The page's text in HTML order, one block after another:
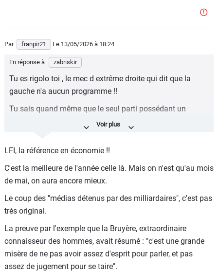
Par franpir21 Le 13/05/2026 à 18:24
En réponse à zabriskir
Tu es rigolo toi , le mec d extrême droite qui dit que la
gauche n'a aucun programme !!
Tu sais quand même que le seul parti possédant un
institut de travail en l occurrence la boetie, qui a un
est chiffré, sourcé et étayé, c est justement LFI que les
autres partis comme tes copains du R haine et consort n
ont rien à proposer hormis satisfaire des politiques d
austérité toujours plus catastrophique..
Arrête de bêler les bêtises des médias mainstream
détenus à 90 % par des milliardaires réacs et
conservateurs.
LFI, la référence en économie !!
C'est la meilleure de l'année celle là. Mais on n'est qu'au mois
de mai, on aura encore mieux.
Le coup des "médias détenus par des milliardaires", c'est pas
très original.
La preuve par l'exemple que la Bruyère, extraordinaire
connaisseur des hommes, avait résumé : "c'est une grande
misère de ne pas avoir assez d'esprit pour parler, et pas
assez de jugement pour se taire".